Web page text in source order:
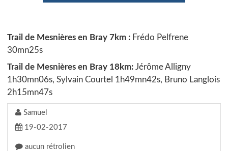
Trail de Mesnières en Bray 7km : Frédo Pelfrene
30mn25s
Trail de Mesnières en Bray 18km: Jérôme Alligny
1h30mn06s, Sylvain Courtel 1h49mn42s, Bruno Langlois
2h15mn47s
Samuel
19-02-2017
aucun rétrolien